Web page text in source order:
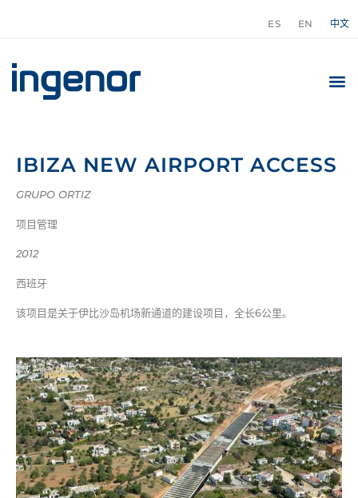
ES EN 中文
IBIZA NEW AIRPORT ACCESS
GRUPO ORTIZ
项目管理
2012
西班牙
该项目是关于伊比沙岛机场新通道的建设项目，全长6公里。